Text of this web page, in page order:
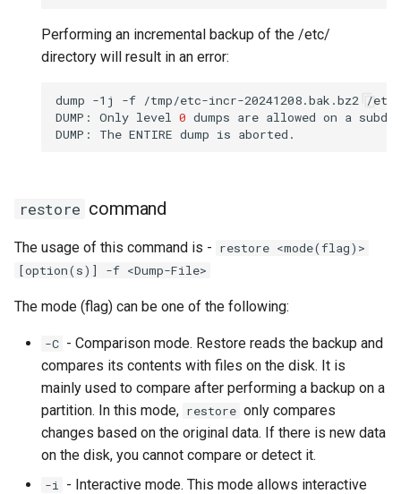
Performing an incremental backup of the /etc/
directory will result in an error:
dump -1j -f /tmp/etc-incr-20241208.bak.bz2
/etc/
DUMP:
Only level 0 dumps are allowed on a
DUMP:
The ENTIRE dump is
restore command
The usage of this command is - restore <mode(flag)>
[option(s)] -f <Dump-File>
The mode (flag) can be one of the following:
-C - Comparison mode. Restore reads the backup and
compares its contents with files on the disk. It is
mainly used to compare after performing a backup on a
partition. In this mode, restore only compares
changes based on the original data. If there is new data
on the disk, you cannot compare or detect it.
-i - Interactive mode. This mode allows interactive